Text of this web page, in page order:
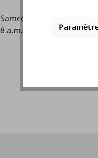
Samedi:
8 a.m. - 12 a.m.